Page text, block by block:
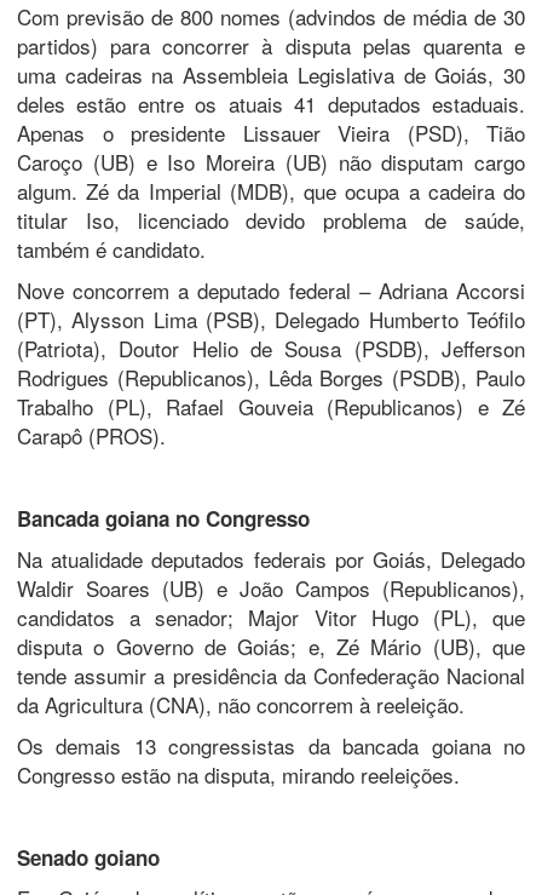
Com previsão de 800 nomes (advindos de média de 30
partidos) para concorrer à disputa pelas quarenta e
uma cadeiras na Assembleia Legislativa de Goiás, 30
deles estão entre os atuais 41 deputados estaduais.
Apenas o presidente Lissauer Vieira (PSD), Tião
Caroço (UB) e Iso Moreira (UB) não disputam cargo
algum. Zé da Imperial (MDB), que ocupa a cadeira do
titular Iso, licenciado devido problema de saúde,
também é candidato.
Nove concorrem a deputado federal – Adriana Accorsi
(PT), Alysson Lima (PSB), Delegado Humberto Teófilo
(Patriota), Doutor Helio de Sousa (PSDB), Jefferson
Rodrigues (Republicanos), Lêda Borges (PSDB), Paulo
Trabalho (PL), Rafael Gouveia (Republicanos) e Zé
Carapô (PROS).
Bancada goiana no Congresso
Na atualidade deputados federais por Goiás, Delegado
Waldir Soares (UB) e João Campos (Republicanos),
candidatos a senador; Major Vitor Hugo (PL), que
disputa o Governo de Goiás; e, Zé Mário (UB), que
tende assumir a presidência da Confederação Nacional
da Agricultura (CNA), não concorrem à reeleição.
Os demais 13 congressistas da bancada goiana no
Congresso estão na disputa, mirando reeleições.
Senado goiano